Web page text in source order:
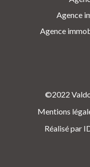
Agence
Agence
©2022
Mentions
Réalisé par